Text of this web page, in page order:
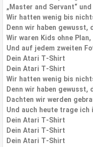
„Master and Servant“ und
Wir hatten wenig bis
Denn wir haben
Wir waren Kids ohne
Und auf jedem zweiten
Dein Atari T-Shirt
Dein Atari T-Shirt
Wir hatten wenig bis
Denn wir haben
Dachten wir werden
Und auch heute trage
Dein Atari T-Shirt
Dein Atari T-Shirt
Dein Atari T-Shirt